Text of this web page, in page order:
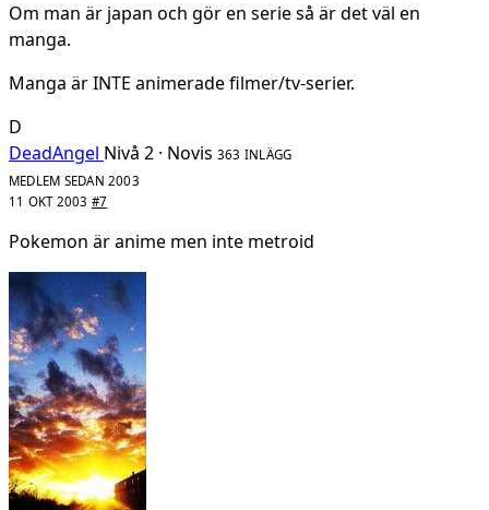
Om man är japan och gör en serie så är det väl en
manga.
Manga är INTE animerade filmer/tv-serier.
D
DeadAngel Nivå 2 · Novis 363 INLÄGG
MEDLEM SEDAN 2003
11 OKT 2003 #7
Pokemon är anime men inte metroid